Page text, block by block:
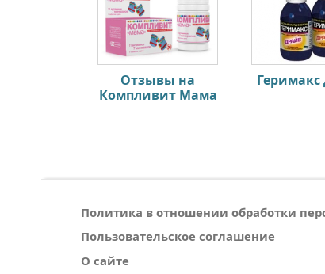
Отзывы на
Компливит Мама
Политика в отношении обработки
Пользовательское соглашение
О сайте